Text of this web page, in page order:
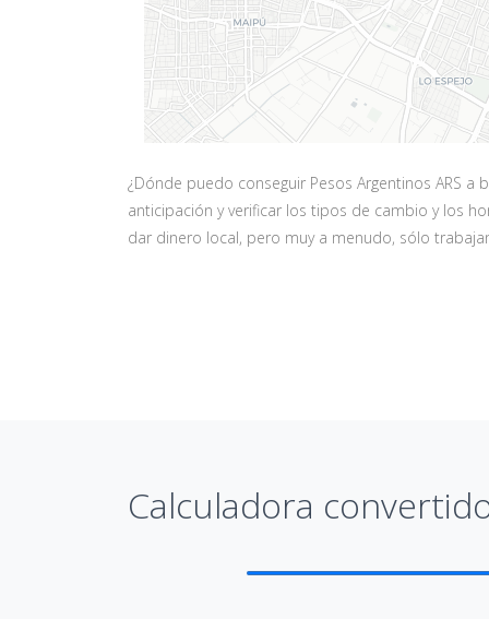
¿Dónde puedo conseguir Pesos Argentinos ARS
anticipación y verificar los tipos de cambio y los
dar dinero local, pero muy a menudo, sólo
Calculadora